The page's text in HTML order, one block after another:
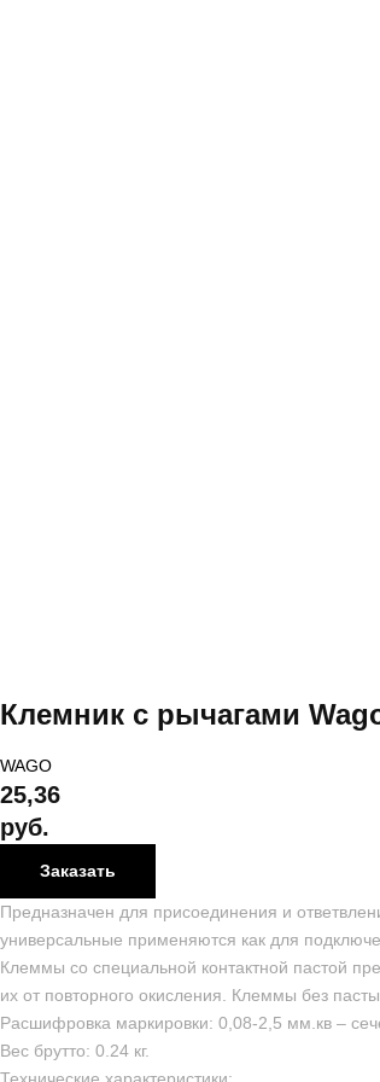
Клемник с рычагами
WAGO
25,36
руб.
Заказать
Предназначен для присоединения и
универсальные применяются как для
Клеммы со специальной контактной пастой
их от повторного окисления. Клеммы без
Расшифровка маркировки: 0,08-2,5 мм.кв –
Вес брутто: 0.24 кг.